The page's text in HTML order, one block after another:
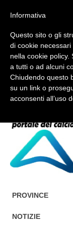
FORUM-ACCEDI
Accedi / Registrati
PROVINCE
EDIZIONE:
NOTIZIE
Informativa
Questo sito o gli
di cookie
nella cookie
a tutti o ad alcuni
Chiudendo questo
su un link o
acconsenti all’uso